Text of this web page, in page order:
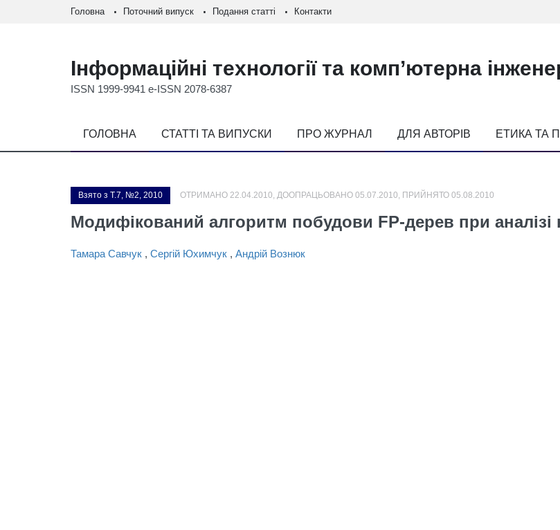
Головна Поточний випуск Подання статті Контакти
Інформаційні технології та комп’ютерна
ISSN 1999-9941 e-ISSN 2078-6387
ГОЛОВНА СТАТТІ ТА ВИПУСКИ ПРО ЖУРНАЛ ДЛЯ АВТОРІВ ЕТИКА ТА
Взято з Т.7, №2, 2010 ОТРИМАНО 22.04.2010, ДООПРАЦЬОВАНО 05.07.2010, ПРИЙНЯТО 05.08.2010
Модифікований алгоритм побудови FP-дерев при аналізі
Тамара Савчук , Сергій Юхимчук , Андрій Вознюк